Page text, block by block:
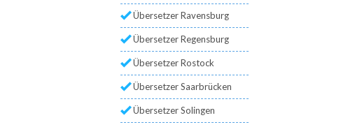
Übersetzer Ravensburg
Übersetzer Regensburg
Übersetzer Rostock
Übersetzer Saarbrücken
Übersetzer Solingen